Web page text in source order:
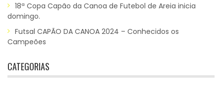
18ª Copa Capão da Canoa de Futebol de Areia inicia
domingo.
Futsal CAPÃO DA CANOA 2024 – Conhecidos os
Campeões
CATEGORIAS